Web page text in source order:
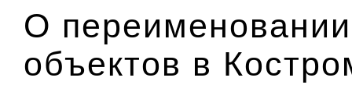
О
объектов в